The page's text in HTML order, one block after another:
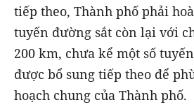
tiếp theo, Thành phố phải
tuyến đường sắt còn lại với
200 km, chưa kể một số
được bổ sung tiếp theo để
hoạch chung của Thành phố.